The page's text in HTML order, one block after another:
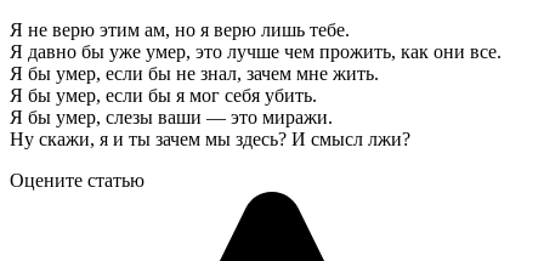
Я не верю этим ам, но я верю лишь тебе.
Я давно бы уже умер, это лучше чем прожить, как они все.
Я бы умер, если бы не знал, зачем мне жить.
Я бы умер, если бы я мог себя убить.
Я бы умер, слезы ваши — это миражи.
Ну скажи, я и ты зачем мы здесь? И смысл лжи?
Оцените статью